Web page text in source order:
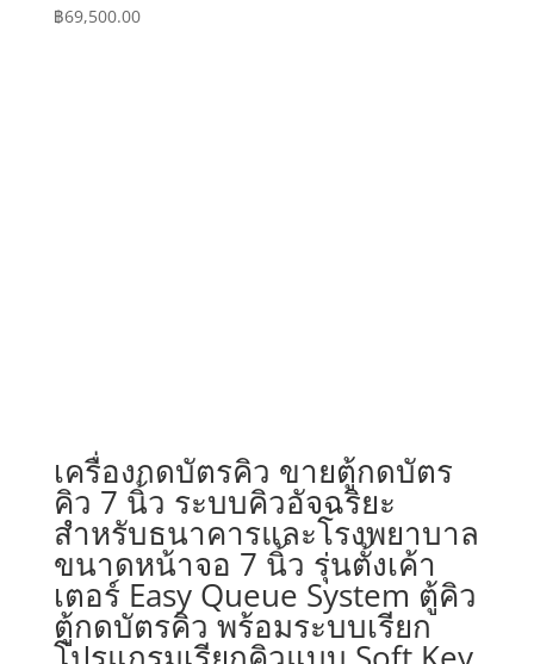
฿69,500.00
เครื่องกดบัตรคิว ขายตู้กดบัตร
คิว 7 นิ้ว ระบบคิวอัจฉริยะ
สำหรับธนาคารและโรงพยาบาล
ขนาดหน้าจอ 7 นิ้ว รุ่นตั้งเค้า
เตอร์ Easy Queue System ตู้คิว
ตู้กดบัตรคิว พร้อมระบบเรียก